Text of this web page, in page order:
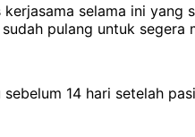
selama ini
pulang untuk
14 hari setelah